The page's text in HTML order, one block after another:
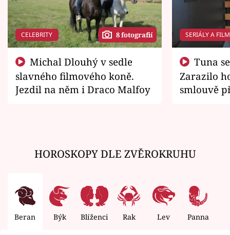
CELEBRITY 8 fotografií
slavného filmového koně.
Jezdil na něm i Draco Malfoy
SERIÁLY A
Zarazilo
smlouvě
HOROSKOPY DLE ZVĚROKRUHU
Beran Býk Blíženci Rak Lev Panna